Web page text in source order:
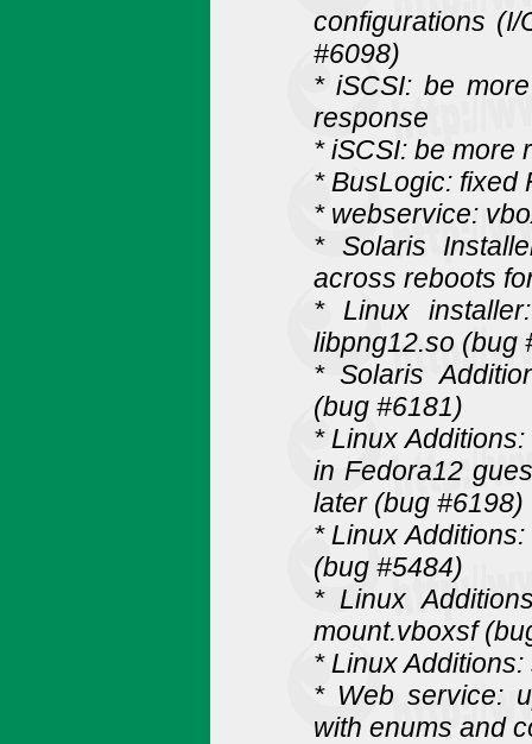
configurations
#6098)
* iSCSI: be
response
* iSCSI: be more
* BusLogic: fixed
* webservice:
* Solaris
across reboots
* Linux
libpng12.so (bug
* Solaris
(bug #6181)
* Linux
in Fedora12
later (bug #6198)
* Linux
(bug #5484)
* Linux
mount.vboxsf
* Linux
* Web service:
with enums and